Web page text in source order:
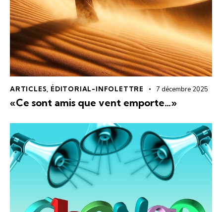
ARTICLES ÉDITORIAL-INFOLETTRE 7 décembre 2025
«Ce sont amis que vent emporte…»